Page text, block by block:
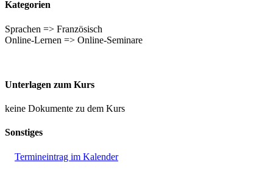
Kategorien
Sprachen => Französisch
Online-Lernen => Online-Seminare
Unterlagen zum Kurs
keine Dokumente zu dem Kurs
Sonstiges
Termineintrag im Kalender